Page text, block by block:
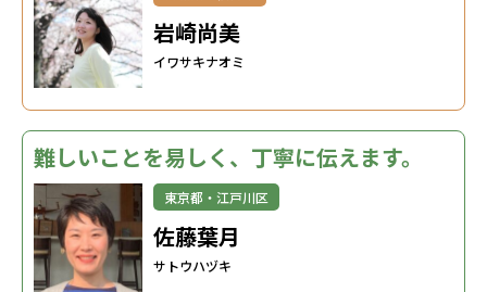
岩崎尚美
イワサキナオミ
難しいことを易しく、丁寧に伝えます。
東京都・江戸川区
佐藤葉月
サトウハヅキ